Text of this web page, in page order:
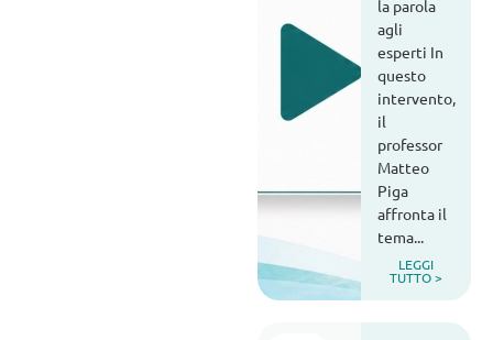
la parola
agli
esperti In
questo
intervento,
il
professor
Matteo
Piga
affronta il
tema...
LEGGI
TUTTO >